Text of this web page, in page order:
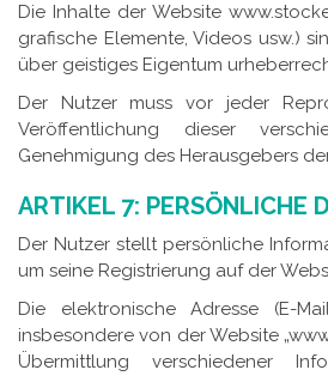
Die Inhalte der Website
grafische Elemente, Videos usw.)
über geistiges Eigentum
Der Nutzer muss vor jeder
Veröffentlichung dieser
Genehmigung des Herausgebers
ARTIKEL 7: PERSÖNLICHE
Der Nutzer stellt persönliche
um seine Registrierung auf der
Die elektronische Adresse (E-
insbesondere von der Website
Übermittlung verschiedener